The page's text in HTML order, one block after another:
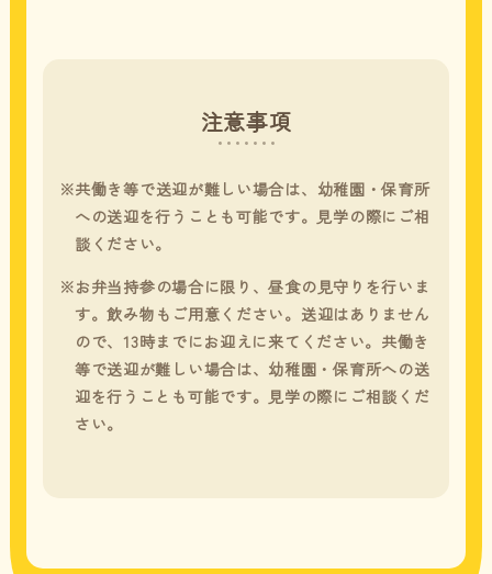
注意事項
共働き等で送迎が難しい場合は、幼稚園・保育所
への送迎を行うことも可能です。見学の際にご相
談ください。
お弁当持参の場合に限り、昼食の見守りを行いま
す。飲み物もご用意ください。送迎はありません
ので、13時までにお迎えに来てください。共働き
等で送迎が難しい場合は、幼稚園・保育所への送
迎を行うことも可能です。見学の際にご相談くだ
さい。